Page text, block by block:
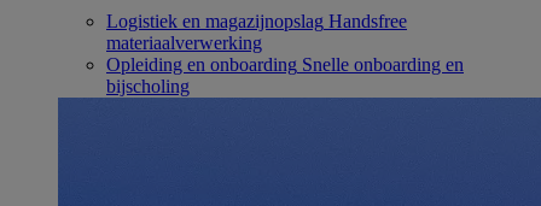
Logistiek en magazijnopslag Handsfree
materiaalverwerking
Opleiding en onboarding Snelle onboarding en
bijscholing